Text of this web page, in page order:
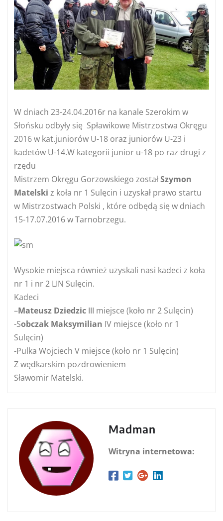
W dniach 23-24.04.2016r na kanale Szerokim w
Słońsku odbyły się Spławikowe Mistrzostwa Okręgu
2016 w kat.juniorów U-18 oraz juniorów U-23 i
kadetów U-14.W kategorii junior u-18 po raz drugi z
rzędu
Mistrzem Okręgu Gorzowskiego zostałSzymon
Matelski z koła nr 1 Sulęcin i uzyskał prawo startu
w Mistrzostwach Polski , które odbędą się w dniach
15-17.07.2016 w Tarnobrzegu.
Wysokie miejsca również uzyskali nasi kadeci z koła
nr 1 i nr 2 LIN Sulęcin.
Kadeci
–Mateusz Dziedzic III miejsce (koło nr 2 Sulęcin)
-Sobczak Maksymilian IV miejsce (koło nr 1
Sulęcin)
-Pulka Wojciech V miejsce (koło nr 1 Sulęcin)
Z wędkarskim pozdrowieniem
Sławomir Matelski.
Madman
Witryna internetowa: